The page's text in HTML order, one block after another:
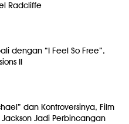
Radcliffe
dengan “I Feel So Free”,
II
dan Kontroversinya, Film
Jadi Perbincangan